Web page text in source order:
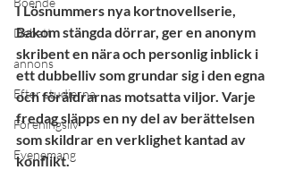
Debatt
annons
Efter studierna
Föreningsliv
Evenemang
I Lösnummers nya kortnovellserie,
Bakom stängda dörrar, ger en anonym
skribent en nära och personlig inblick i
ett dubbelliv som grundar sig i den egna
och föräldrarnas motsatta viljor. Varje
fredag släpps en ny del av berättelsen
som skildrar en verklighet kantad av
konflikt.